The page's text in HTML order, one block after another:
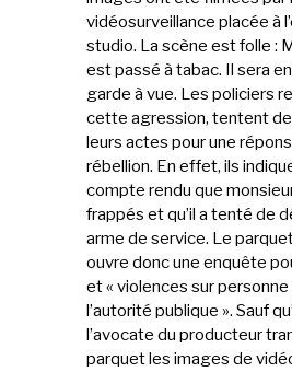
vidéosurveillance placée à
studio. La scène est folle :
est passé à tabac. Il sera
garde à vue. Les policiers
cette agression, tentent
leurs actes pour une
rébellion. En effet, ils
compte rendu que
frappés et qu’il a tenté de
arme de service. Le
ouvre donc une enquête
et « violences sur
l’autorité publique ». Sauf
l’avocate du producteur
parquet les images de